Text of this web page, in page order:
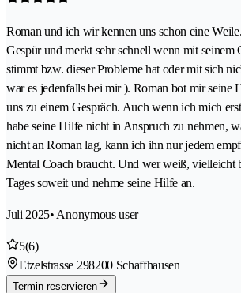
Roman und ich wir kennen uns schon eine
Gespür und merkt sehr schnell wenn mit seinem
stimmt bzw. dieser Probleme hat oder mit sich
war es jedenfalls bei mir ). Roman bot mir seine
uns zu einem Gespräch. Auch wenn ich mich
habe seine Hilfe nicht in Anspruch zu nehmen,
nicht an Roman lag, kann ich ihn nur jedem
Mental Coach braucht. Und wer weiß, vielleicht
Tages soweit und nehme seine Hilfe an.
Juli 2025• Anonymous user
5(6)
Etzelstrasse 298200 Schaffhausen
Termin reservieren